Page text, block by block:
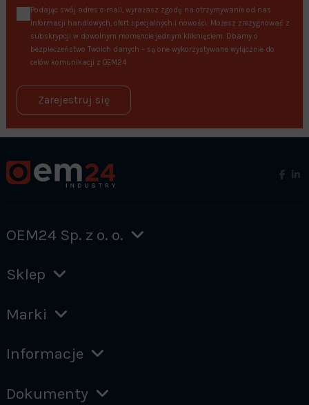
Podając swój adres e-mail, wyrażasz zgodę na otrzymywanie od nas
informacji handlowych, ofert specjalnych i nowości. Możesz zrezygnować z
subskrypcji w dowolnym momencie jednym kliknięciem. Dbamy o
bezpieczeństwo Twoich danych – są one wykorzystywane wyłącznie do
celów komunikacji z OEM24.
Zarejestruj się
OEM24 Sp. z o. o.
Sklep
Marki
Informacje
Dokumenty